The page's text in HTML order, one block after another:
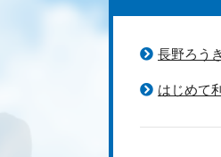
長野ろう
はじめて